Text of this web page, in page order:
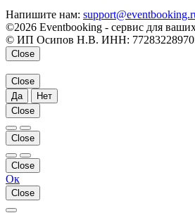
Напишите нам:
©2026 Eventbooking - сервис для
© ИП Осипов Н.В. ИНН:
Close
Close
Да
Нет
Close
Close
Close
Ок
Close